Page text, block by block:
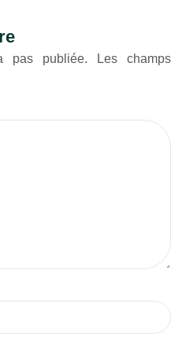
pas publiée.
Les champs